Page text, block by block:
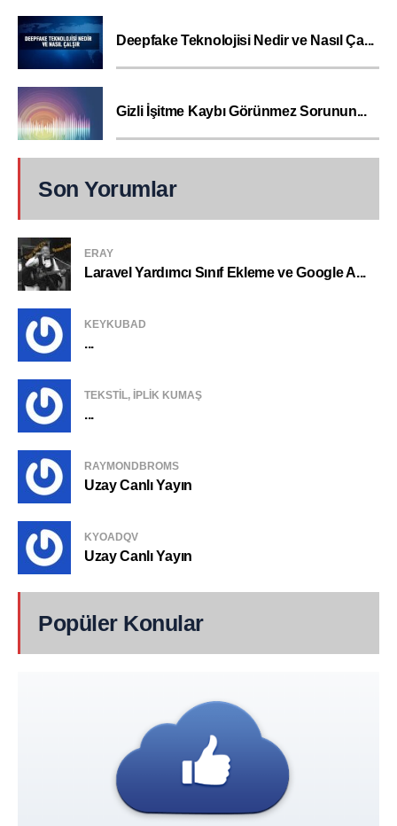
Deepfake Teknolojisi Nedir ve Nasıl Ça...
Gizli İşitme Kaybı Görünmez Sorunun...
Son Yorumlar
ERAY
Laravel Yardımcı Sınıf Ekleme ve Google A...
KEYKUBAD
...
TEKSTIL, IPLIK KUMAŞ
...
RAYMONDBROMS
Uzay Canlı Yayın
KYOADQV
Uzay Canlı Yayın
Popüler Konular